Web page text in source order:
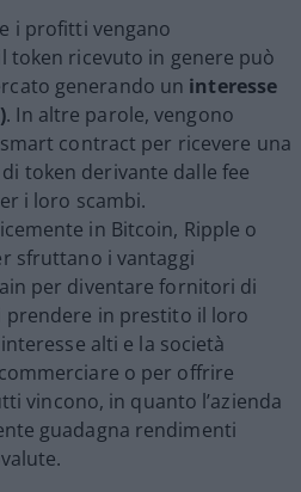
i profitti vengano
token ricevuto in genere può
generando un interesse
. In altre parole, vengono
contract per ricevere una
token derivante dalle fee
i loro scambi.
in Bitcoin, Ripple o
sfruttano i vantaggi
per diventare fornitori di
in prestito il loro
alti e la società
o per offrire
vincono, in quanto l’azienda
guadagna rendimenti